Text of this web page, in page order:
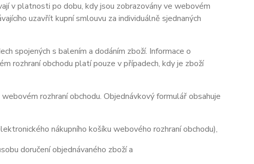
v platnosti po dobu, kdy jsou zobrazovány ve webovém
uzavřít kupní smlouvu za individuálně sjednaných
spojených s balením a dodáním zboží. Informace o
rozhraní obchodu platí pouze v případech, kdy je zboží
rozhraní obchodu. Objednávkový formulář obsahuje
nákupního košíku webového rozhraní obchodu),
doručení objednávaného zboží a